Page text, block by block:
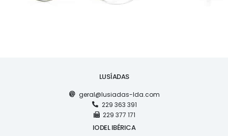
LUSÍADAS
geral@lusiadas-lda.com
229 363 391
229 377 171
IODEL IBÉRICA